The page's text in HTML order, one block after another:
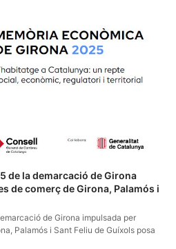
de la demarcació de Girona
de comerç de Girona, Palamós i
de Girona impulsada per
Palamós i Sant Feliu de Guíxols posa